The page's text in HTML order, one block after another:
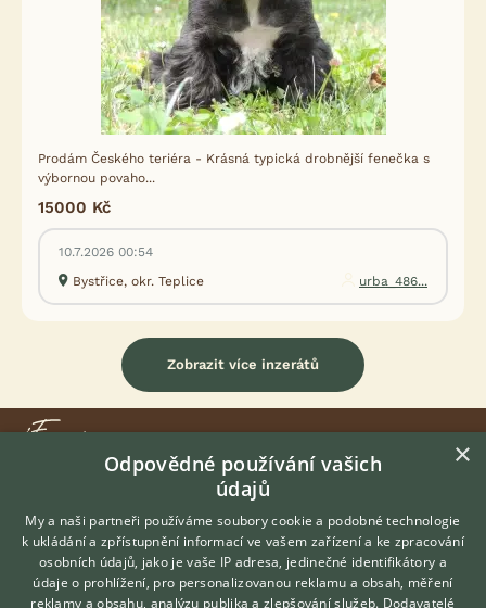
Prodám Českého teriéra - Krásná typická drobnější fenečka s
výbornou povaho...
15000 Kč
10.7.2026 00:54
Bystřice, okr. Teplice
urba_486...
Zobrazit více inzerátů
KONTAKT DO REDAKCE WEBU
redakce@ifauna.cz
×
Odpovědné používání vašich
údajů
My a naši partneři používáme soubory cookie a podobné technologie
k ukládání a zpřístupnění informací ve vašem zařízení a ke zpracování
osobních údajů, jako je vaše IP adresa, jedinečné identifikátory a
údaje o prohlížení, pro personalizovanou reklamu a obsah, měření
reklamy a obsahu, analýzu publika a zlepšování služeb. Dodavatelé